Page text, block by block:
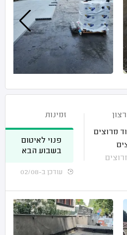
מרוצים
זמינות
פנוי לאיטום
בשבוע הבא
עודכן ב-02/08